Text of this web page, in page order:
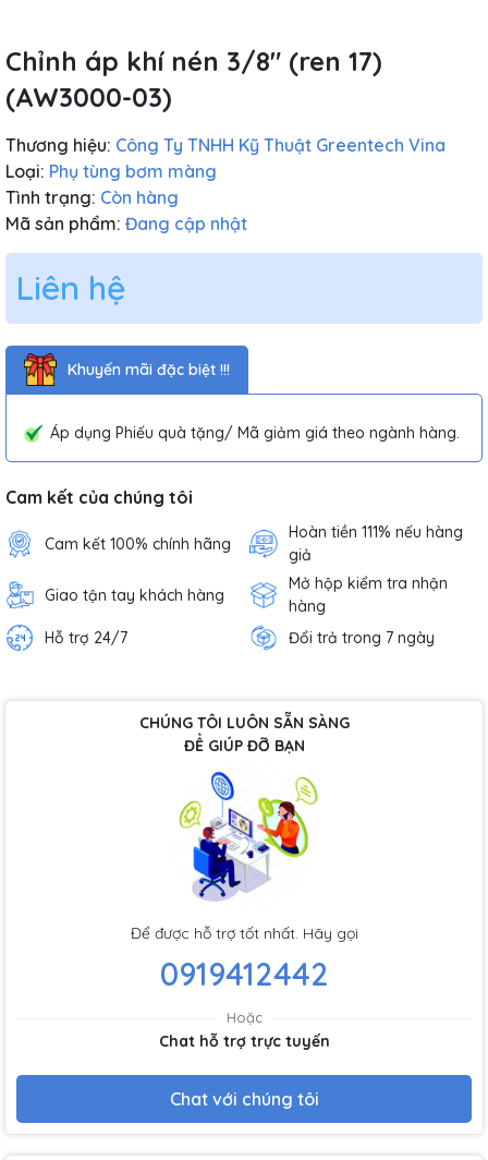
Chỉnh áp khí nén 3/8" (ren 17)
(AW3000-03)
Thương hiệu: Công Ty TNHH Kỹ Thuật Greentech Vina
Loại: Phụ tùng bơm màng
Tình trạng: Còn hàng
Mã sản phẩm: Đang cập nhật
Liên hệ
Khuyến mãi đặc biệt !!!
Áp dụng Phiếu quà tặng/ Mã giảm giá theo ngành hàng.
Cam kết của chúng tôi
Cam kết 100% chính hãng
Hoàn tiền 111% nếu hàng
giả
Giao tận tay khách hàng
Mở hộp kiểm tra nhận
hàng
Hỗ trợ 24/7
Đổi trả trong 7 ngày
CHÚNG TÔI LUÔN SẴN SÀNG
ĐỂ GIÚP ĐỠ BẠN
Để được hỗ trợ tốt nhất. Hãy gọi
0919412442
Hoặc
Chat hỗ trợ trực tuyến
Chat với chúng tôi